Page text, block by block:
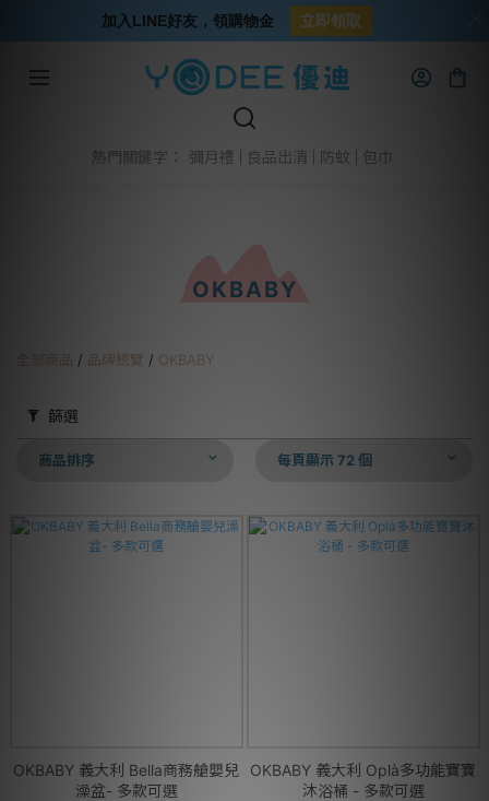
熱門關鍵字： 彌月禮 良品出清 防蚊 包巾
OKBABY
全部商品 / 品牌總覽 / OKBABY
篩選
商品排序 每頁顯示 72 個
OKBABY 義大利 Bella商務艙嬰兒
澡盆- 多款可選
OKBABY 義大利 Oplà多功能寶寶
沐浴桶 - 多款可選
加入LINE好友，領購物金 立即領取